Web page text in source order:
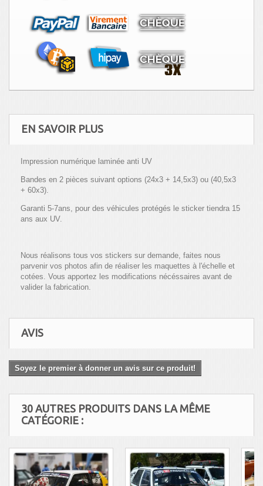
EN SAVOIR PLUS
Impression numérique laminée anti UV
Bandes en 2 pièces suivant options (24x3 + 14,5x3) ou (40,5x3
+ 60x3).
Garanti 5-7ans, pour des véhicules protégés le sticker tiendra 15
ans aux UV.
Nous réalisons tous vos stickers sur demande, faites nous
parvenir vos photos afin de réaliser les maquettes à l'échelle et
cotées. Vous apportez les modifications nécéssaires avant de
valider la fabrication.
AVIS
Soyez le premier à donner un avis sur ce produit!
30 AUTRES PRODUITS DANS LA MÊME
CATÉGORIE :